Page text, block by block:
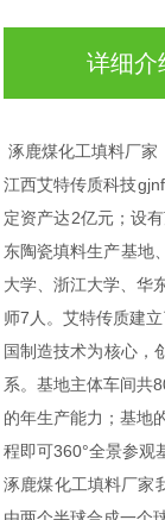
详细介
涿鹿煤化工填料厂家
江西艾特传质科技
定资产达2亿元；设
东陶瓷填料生产基地
大学、浙江大学、华
师7人。艾特传质建
国制造技术为核心，
系。基地主体车间共
的年生产能力；基地
程即可360°全景参观
涿鹿煤化工填料厂家